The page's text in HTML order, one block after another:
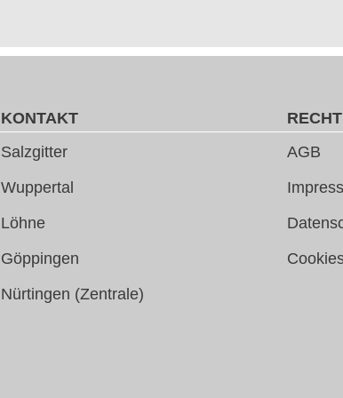
KONTAKT
Salzgitter
Wuppertal
Löhne
Göppingen
Nürtingen (Zentrale)
AGB